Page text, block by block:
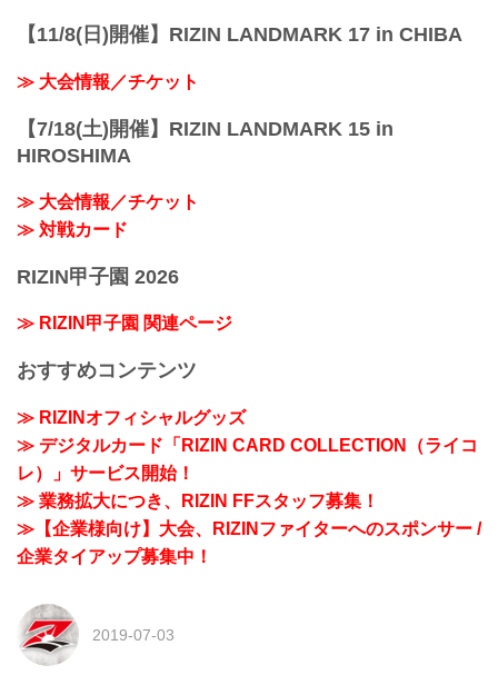
【11/8(日)開催】RIZIN LANDMARK 17 in CHIBA
≫ 大会情報／チケット
【7/18(土)開催】RIZIN LANDMARK 15 in
HIROSHIMA
≫ 大会情報／チケット
≫ 対戦カード
RIZIN甲子園 2026
≫ RIZIN甲子園 関連ページ
おすすめコンテンツ
≫ RIZINオフィシャルグッズ
≫ デジタルカード「RIZIN CARD COLLECTION（ライコ
レ）」サービス開始！
≫ 業務拡大につき、RIZIN FFスタッフ募集！
≫【企業様向け】大会、RIZINファイターへのスポンサー /
企業タイアップ募集中！
2019-07-03